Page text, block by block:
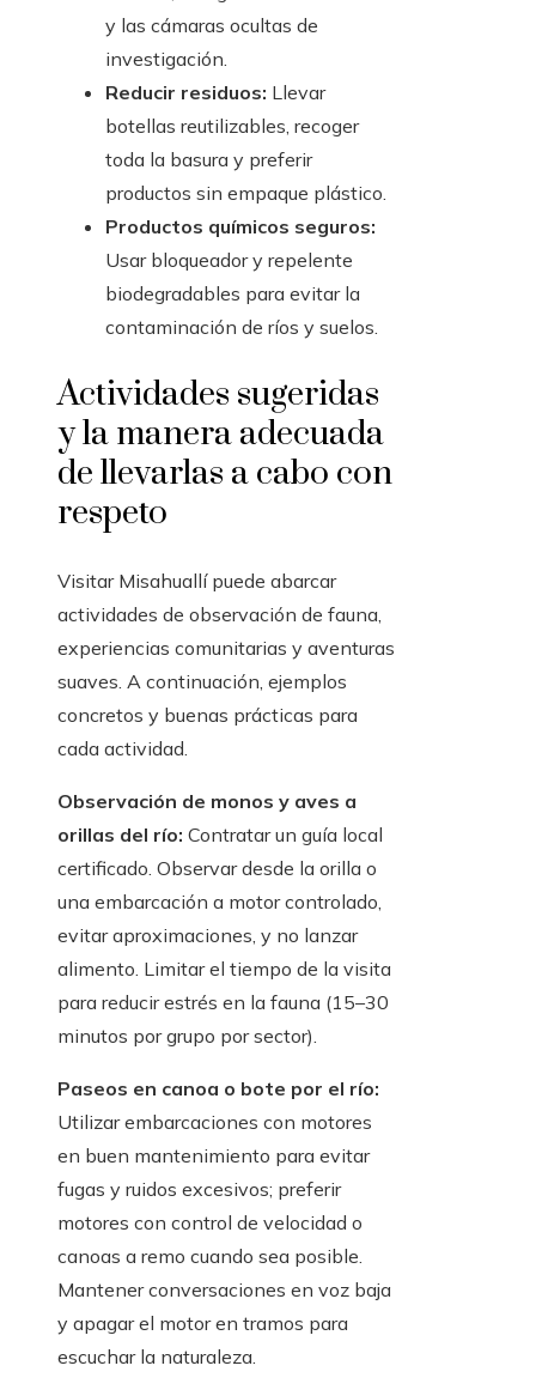
y las cámaras ocultas de
investigación.
Reducir residuos: Llevar
botellas reutilizables, recoger
toda la basura y preferir
productos sin empaque plástico.
Productos químicos seguros:
Usar bloqueador y repelente
biodegradables para evitar la
contaminación de ríos y suelos.
Actividades sugeridas
y la manera adecuada
de llevarlas a cabo con
respeto
Visitar Misahuallí puede abarcar
actividades de observación de fauna,
experiencias comunitarias y aventuras
suaves. A continuación, ejemplos
concretos y buenas prácticas para
cada actividad.
Observación de monos y aves a
orillas del río: Contratar un guía local
certificado. Observar desde la orilla o
una embarcación a motor controlado,
evitar aproximaciones, y no lanzar
alimento. Limitar el tiempo de la visita
para reducir estrés en la fauna (15–30
minutos por grupo por sector).
Paseos en canoa o bote por el río:
Utilizar embarcaciones con motores
en buen mantenimiento para evitar
fugas y ruidos excesivos; preferir
motores con control de velocidad o
canoas a remo cuando sea posible.
Mantener conversaciones en voz baja
y apagar el motor en tramos para
escuchar la naturaleza.